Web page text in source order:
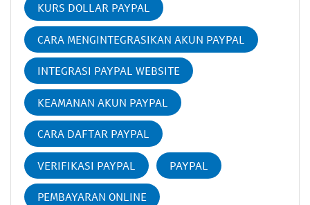
KURS DOLLAR PAYPAL
CARA MENGINTEGRASIKAN AKUN PAYPAL
INTEGRASI PAYPAL WEBSITE
KEAMANAN AKUN PAYPAL
CARA DAFTAR PAYPAL
VERIFIKASI PAYPAL PAYPAL
PEMBAYARAN ONLINE